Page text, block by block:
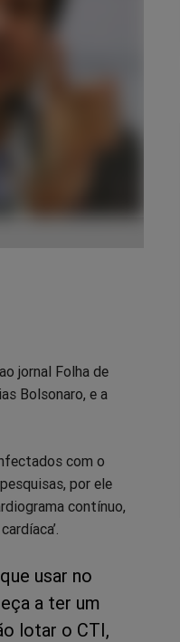
jornal Folha de
Bolsonaro, e a
com o
por ele
contínuo,
usar no
a ter um
lotar o CTI,